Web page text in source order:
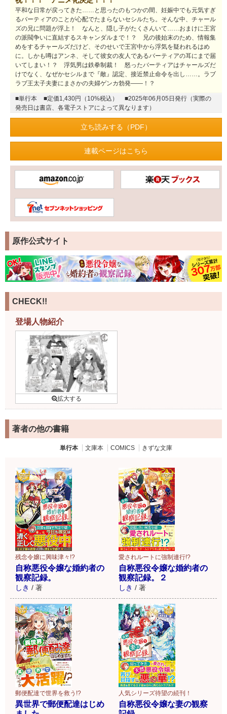
平和な日常が戻ってきた……と思ったのもつかの間、妊娠中でも元気すぎ
るバーティアのことが心配でたまらないセシルたち。そんな中、チャール
ズの兄に問題が浮上！ なんと、隠し子がたくさんいて……おまけに王宮
の派閥争いに直結するスキャンダルまで！？ 兄の後始末のため、情報集
めをするチャールズだけど、そのせいで王宮中から浮気を疑われるはめ
に。しかも噂はアンネ、そして彼女の友人であるバーティアの耳にまで届
いてしまい！？ 浮気男は鉄拳制裁！ 怒ったバーティアはチャールズだ
けでなく、なぜかセシルまで『敵』認定、接近禁止命令を出し……。ラブ
ラブ王太子夫妻にまさかの夫婦ゲンカ勃発――！？
■単行本 ■定価1,430円（10%税込）
■2025年06月05日発行（実際の
発売日は書店、各電子ストアによって異なります）
立ち読みする（PDF）
連載ページはこちら
原作公式サイト
CHECK!!
登場人物紹介
著者の他の書籍
単行本 文庫本 COMICS きずな文庫
残念令嬢に興味津々!?
自称悪役令嬢な婚約者の
観察記録。
しき / 著
愛されルートに強制連行!?
自称悪役令嬢な婚約者の
観察記録。２
しき / 著
郵便配達で世界を救う!?
異世界で郵便配達はじめ
人気シリーズ待望の続刊！
自称悪役令嬢な妻の観察